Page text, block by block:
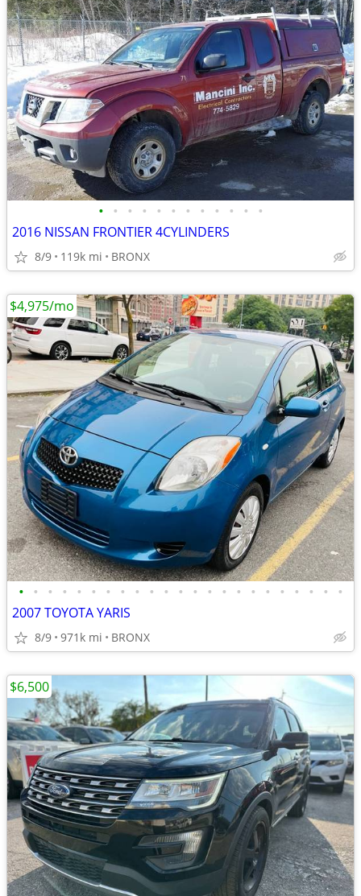
• • • • • • • • • • • •
2016 NISSAN FRONTIER 4CYLINDERS
8/9 119k mi BRONX
• • • • • • • • • • • • • • • • • • • • • • •
2007 TOYOTA YARIS
8/9 971k mi BRONX
$4,975/mo
$6,500